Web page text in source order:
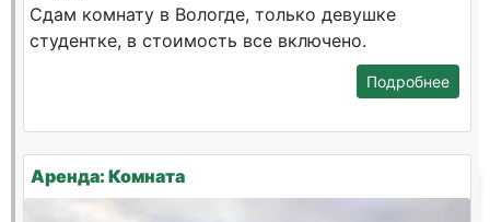
Сдам комнату в Вологде, только девушке
студентке, в стоимость все включено.
Подробнее
Аренда: Комната